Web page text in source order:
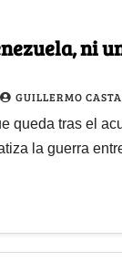
ni
GUILLERMO
queda tras el
la guerra